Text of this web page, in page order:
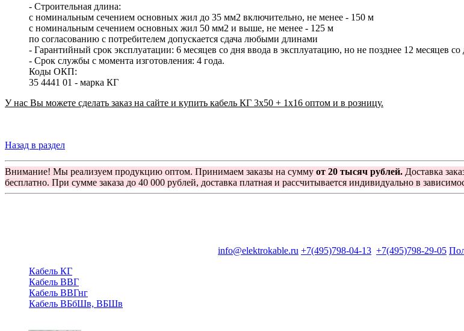
- Строительная длина:
с номинальным сечением основных жил до 35 мм2 включительно, не менее - 150 м
с номинальным сечением основных жил 50 мм2 и выше, не менее - 125 м
по согласованию с потребителем допускается сдача любыми длинами
- Гарантийный срок эксплуатации: 6 месяцев со дня ввода в эксплуатацию, но не позднее 12 месяцев со
- Срок службы с момента изготовления: 4 года.
Коды ОКП:
35 4441 01 - марка КГ
У нас Вы можете сделать заказ на сайте и купить кабель КГ 3x50 + 1x16 оптом и в розницу.
Назад в раздел
Внимание! Мы реализуем продукцию оптом. Принимаем заказы на сумму от 20 тысяч рублей. Доставка
бесплатно. При сумме заказа до 40 000 рублей, доставка платная и рассчитывается индивидуально в
info@elektrokable.ru +7(495)798-04-13 +7(495)798-29-05
Кабель КГ
Кабель ВВГ
Кабель ВВГнг
Кабель ВБбШв, ВБШв